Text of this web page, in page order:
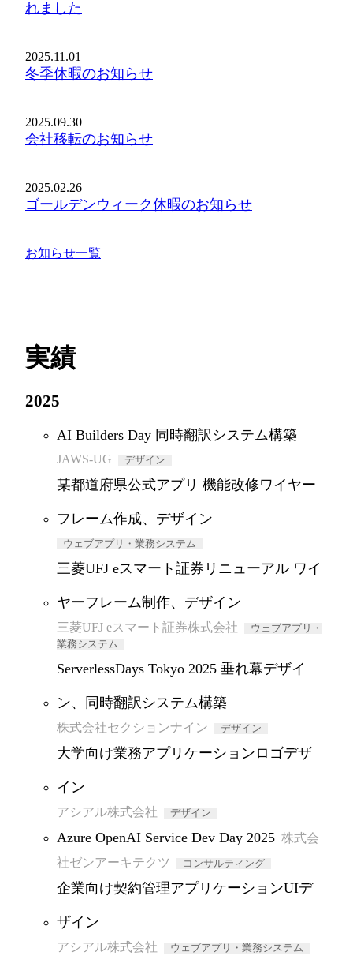
れました
2025.11.01
冬季休暇のお知らせ
2025.09.30
会社移転のお知らせ
2025.02.26
ゴールデンウィーク休暇のお知らせ
お知らせ一覧
実績
2025
AI Builders Day 同時翻訳システム構築
JAWS-UG デザイン
某都道府県公式アプリ 機能改修ワイヤー
フレーム作成、デザイン
ウェブアプリ・業務システム
三菱UFJ eスマート証券リニューアル ワイ
ヤーフレーム制作、デザイン
三菱UFJ eスマート証券株式会社
ウェブアプリ・
業務システム
ServerlessDays Tokyo 2025 垂れ幕デザイ
ン、同時翻訳システム構築
株式会社セクションナイン デザイン
大学向け業務アプリケーションロゴデザ
イン
アシアル株式会社 デザイン
Azure OpenAI Service Dev Day 2025 株式会
社ゼンアーキテクツ
コンサルティング
企業向け契約管理アプリケーションUIデ
ザイン
アシアル株式会社 ウェブアプリ・業務システム